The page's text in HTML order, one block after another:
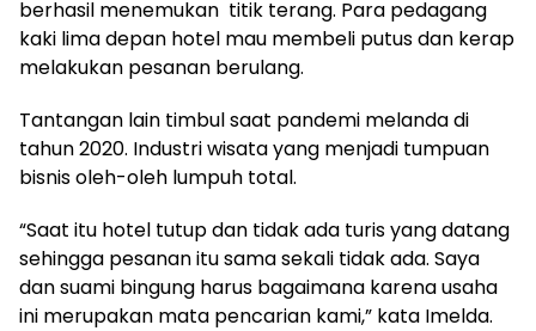
berhasil menemukan titik terang. Para pedagang
kaki lima depan hotel mau membeli putus dan kerap
melakukan pesanan berulang.
Tantangan lain timbul saat pandemi melanda di
tahun 2020. Industri wisata yang menjadi tumpuan
bisnis oleh-oleh lumpuh total.
“Saat itu hotel tutup dan tidak ada turis yang datang
sehingga pesanan itu sama sekali tidak ada. Saya
dan suami bingung harus bagaimana karena usaha
ini merupakan mata pencarian kami,” kata Imelda.